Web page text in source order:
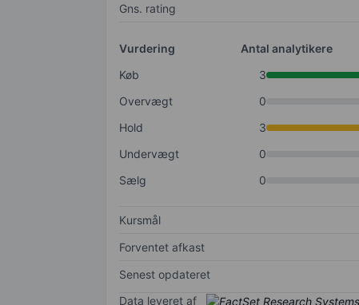
Gns. rating
Vurdering
Antal analytikere
Køb
3
Overvægt
0
Hold
3
Undervægt
0
Sælg
0
Kursmål
Forventet afkast
Senest opdateret
Data leveret af